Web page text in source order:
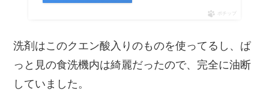
ポチップ
洗剤はこのクエン酸入りのものを使ってるし、ぱ
っと見の食洗機内は綺麗だったので、完全に油断
していました。